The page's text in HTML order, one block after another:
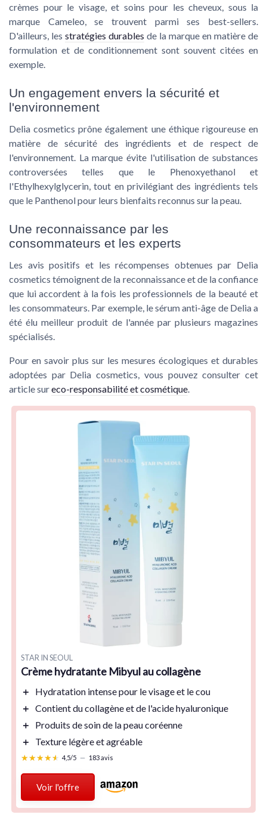
crèmes pour le visage, et soins pour les cheveux, sous la
marque Cameleo, se trouvent parmi ses best-sellers.
D'ailleurs, les stratégies durables de la marque en matière de
formulation et de conditionnement sont souvent citées en
exemple.
Un engagement envers la sécurité et
l'environnement
Delia cosmetics prône également une éthique rigoureuse en
matière de sécurité des ingrédients et de respect de
l'environnement. La marque évite l'utilisation de substances
controversées telles que le Phenoxyethanol et
l'Ethylhexylglycerin, tout en privilégiant des ingrédients tels
que le Panthenol pour leurs bienfaits reconnus sur la peau.
Une reconnaissance par les
consommateurs et les experts
Les avis positifs et les récompenses obtenues par Delia
cosmetics témoignent de la reconnaissance et de la confiance
que lui accordent à la fois les professionnels de la beauté et
les consommateurs. Par exemple, le sérum anti-âge de Delia a
été élu meilleur produit de l'année par plusieurs magazines
spécialisés.
Pour en savoir plus sur les mesures écologiques et durables
adoptées par Delia cosmetics, vous pouvez consulter cet
article sureco-responsabilité et cosmétique.
STAR IN SEOUL
Crème hydratante Mibyul au collagène
＋ Hydratation intense pour le visage et le cou
＋ Contientdu collagène et de l'acide hyaluronique
＋
Produits de soin de la peau coréenne
＋
Texture légère et agréable
★★★★★
★★★★★ 4,5/5 — 183 avis
Voir l'offre